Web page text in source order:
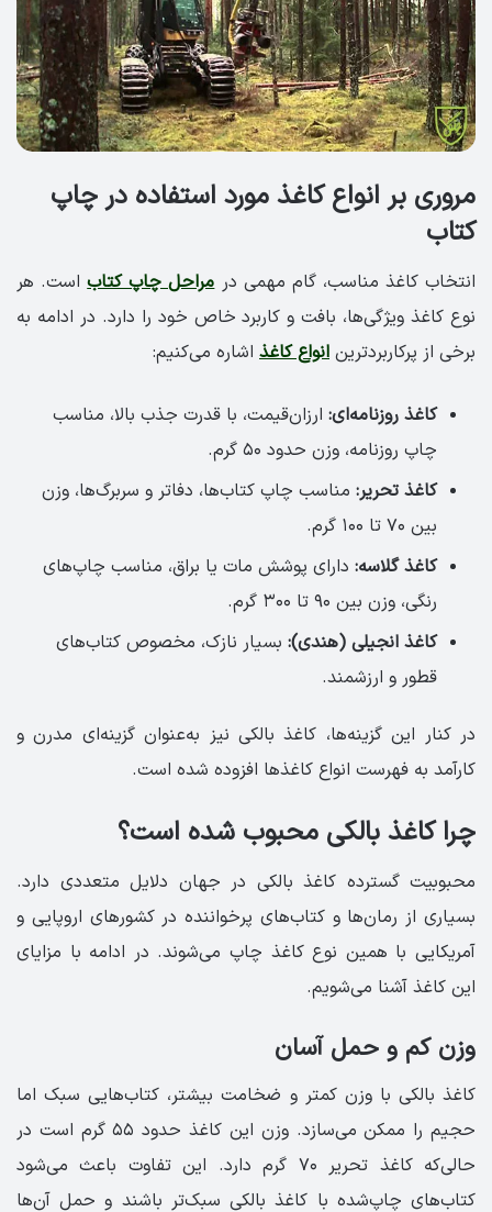
مروری بر انواع کاغذ مورد استفاده در چاپ
کتاب
انتخاب کاغذ مناسب، گام مهمی درمراحل چاپ کتاباست. هر
نوع کاغذ ویژگی‌ها، بافت و کاربرد خاص خود را دارد. در ادامه به
برخی از پرکاربردترین انواع کاغذ اشاره می‌کنیم:
کاغذ روزنامه‌ای: ارزان‌قیمت، با قدرت جذب بالا، مناسب
چاپ روزنامه، وزن حدود ۵۰ گرم.
کاغذ تحریر: مناسب چاپ کتاب‌ها، دفاتر و سربرگ‌ها، وزن
بین ۷۰ تا ۱۰۰ گرم.
کاغذ گلاسه: دارای پوشش مات یا براق، مناسب چاپ‌های
رنگی، وزن بین ۹۰ تا ۳۰۰ گرم.
کاغذ انجیلی (هندی): بسیار نازک، مخصوص کتاب‌های
قطور و ارزشمند.
در کنار این گزینه‌ها، کاغذ بالکی نیز به‌عنوان گزینه‌ای مدرن و
کارآمد به فهرست انواع کاغذها افزوده شده است.
چرا کاغذ بالکی محبوب شده است؟
محبوبیت گسترده کاغذ بالکی در جهان دلایل متعددی دارد.
بسیاری از رمان‌ها و کتاب‌های پرخواننده در کشورهای اروپایی و
آمریکایی با همین نوع کاغذ چاپ می‌شوند. در ادامه با مزایای
این کاغذ آشنا می‌شویم.
وزن کم و حمل آسان
کاغذ بالکی با وزن کمتر و ضخامت بیشتر، کتاب‌هایی سبک اما
حجیم را ممکن می‌سازد. وزن این کاغذ حدود ۵۵ گرم است در
حالی‌که کاغذ تحریر ۷۰ گرم دارد. این تفاوت باعث می‌شود
کتاب‌های چاپ‌شده با کاغذ بالکی سبک‌تر باشند و حمل آن‌ها